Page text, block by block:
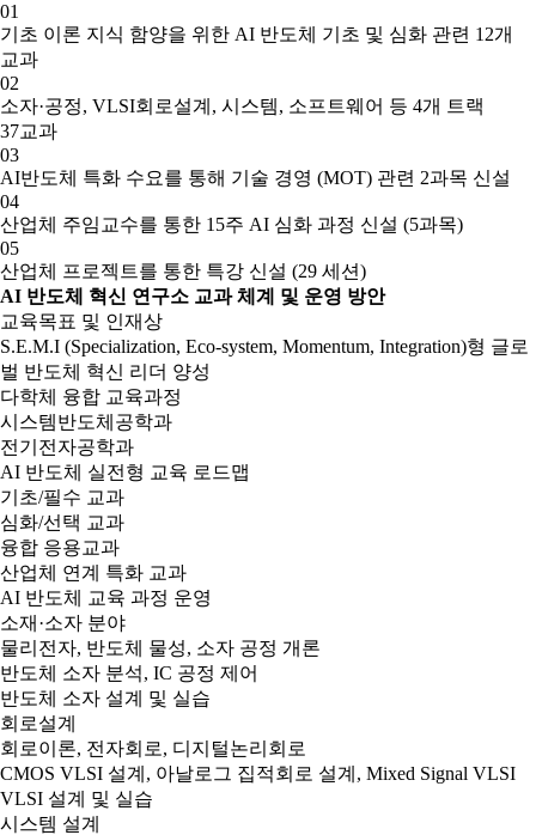
01
기초 이론 지식 함양을 위한 AI 반도체 기초 및 심화 관련 12개
교과
02
소자·공정, VLSI회로설계, 시스템, 소프트웨어 등 4개 트랙
37교과
03
AI반도체 특화 수요를 통해 기술 경영 (MOT) 관련 2과목 신설
04
산업체 주임교수를 통한 15주 AI 심화 과정 신설 (5과목)
05
산업체 프로젝트를 통한 특강 신설 (29 세션)
AI 반도체 혁신 연구소 교과 체계 및 운영 방안
교육목표 및 인재상
S.E.M.I (Specialization, Eco-system, Momentum, Integration)형 글로
벌 반도체 혁신 리더 양성
다학체 융합 교육과정
시스템반도체공학과
전기전자공학과
AI 반도체 실전형 교육 로드맵
기초/필수 교과
심화/선택 교과
융합 응용교과
산업체 연계 특화 교과
AI 반도체 교육 과정 운영
소재·소자 분야
물리전자, 반도체 물성, 소자 공정 개론
반도체 소자 분석, IC 공정 제어
반도체 소자 설계 및 실습
회로설계
회로이론, 전자회로, 디지털논리회로
CMOS VLSI 설계, 아날로그 집적회로 설계, Mixed Signal VLSI
VLSI 설계 및 실습
시스템 설계